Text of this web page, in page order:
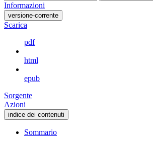
Informazioni
versione-corrente
Scarica
pdf
html
epub
Sorgente
Azioni
indice dei contenuti
Sommario